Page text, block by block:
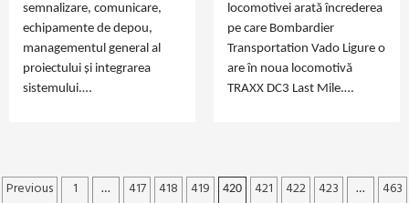
semnalizare, comunicare,
echipamente de depou,
managementul general al
proiectului și integrarea
sistemului.…
locomotivei arată încrederea
pe care Bombardier
Transportation Vado Ligure o
are în noua locomotivă
TRAXX DC3 Last Mile.…
Paginație
Previous 1 … 417 418 419 420 421 422 423 … 463